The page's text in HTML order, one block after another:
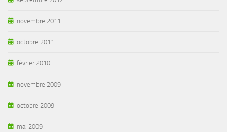
novembre 2011
octobre 2011
février 2010
novembre 2009
octobre 2009
mai 2009